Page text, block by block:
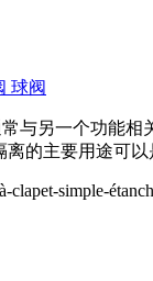
球阀
与另一个功能相
离的主要用途可